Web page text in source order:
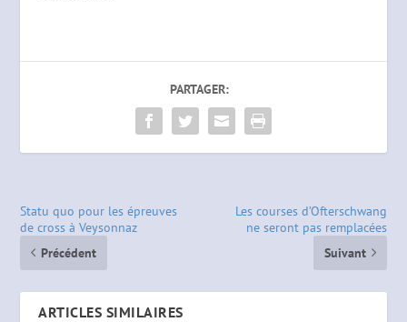
PARTAGER:
Statu quo pour les épreuves
de cross à Veysonnaz
Précédent
Les courses d’Ofterschwang
ne seront pas remplacées
Suivant
ARTICLES SIMILAIRES